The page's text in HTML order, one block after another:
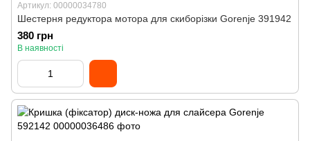
Артикул: 00000034780
Шестерня редуктора мотора для скиборізки Gorenje 391942
380 грн
В наявності